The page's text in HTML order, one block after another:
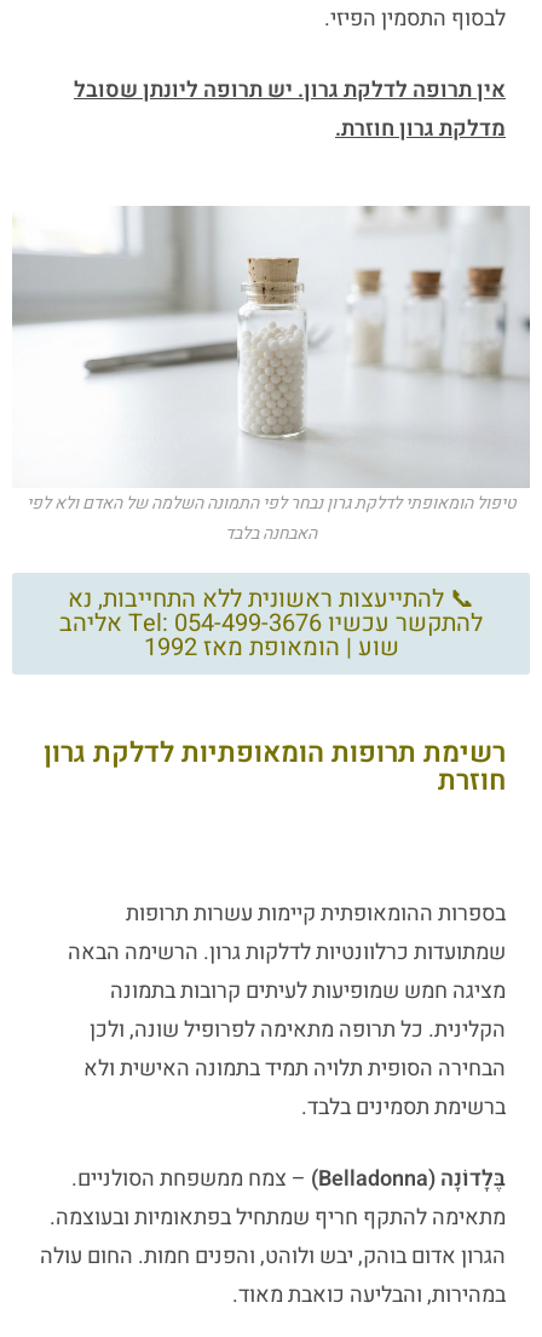
לבסוף התסמין הפיזי.
אין תרופה לדלקת גרון. יש תרופה ליונתן שסובל
מדלקת גרון חוזרת.
טיפול הומאופתי לדלקת גרון נבחר לפי התמונה השלמה של האדם ולא לפי
האבחנה בלבד
📞 להתייעצות ראשונית ללא התחייבות, נא
להתקשר עכשיו Tel: 054-499-3676 אליהב
שוע | הומאופת מאז 1992
רשימת תרופות הומאופתיות לדלקת גרון
חוזרת
בספרות ההומאופתית קיימות עשרות תרופות
שמתועדות כרלוונטיות לדלקות גרון. הרשימה הבאה
מציגה חמש שמופיעות לעיתים קרובות בתמונה
הקלינית. כל תרופה מתאימה לפרופיל שונה, ולכן
הבחירה הסופית תלויה תמיד בתמונה האישית ולא
ברשימת תסמינים בלבד.
בֶּלָדוֹנָה (Belladonna)
– צמח ממשפחת הסולניים.
מתאימה להתקף חריף שמתחיל בפתאומיות ובעוצמה.
הגרון אדום בוהק, יבש ולוהט, והפנים חמות. החום עולה
במהירות, והבליעה כואבת מאוד.